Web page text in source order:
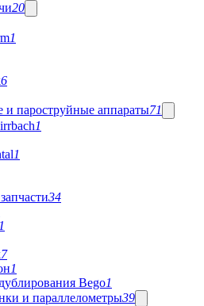
20
1
6
и пароструйные аппараты71
1
1
34
1
7
1
Bego1
и параллелометры39